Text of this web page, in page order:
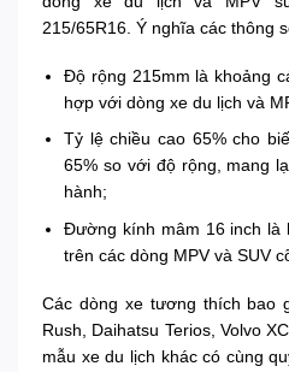
215/65R16. Ý nghĩa các thông
Độ rộng 215mm là khoảng
hợp với dòng xe du lịch và
Tỷ lệ chiều cao 65% cho
65% so với độ rộng, mang
hành;
Đường kính mâm 16 inch là
trên các dòng MPV và SUV
Các dòng xe tương thích bao
Rush, Daihatsu Terios, Volvo
mẫu xe du lịch khác có cùng